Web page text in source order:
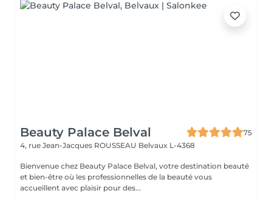
Beauty Palace Belval
75
4, rue Jean-Jacques ROUSSEAU Belvaux L-4368
Bienvenue chez Beauty Palace Belval, votre destination beauté
et bien-être où les professionnelles de la beauté vous
accueillent avec plaisir pour des...